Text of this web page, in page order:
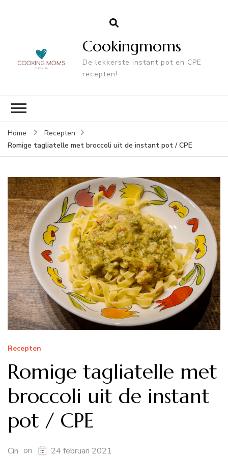
Cookingmoms
De lekkerste instant pot en CPE
recepten!
Home
Recepten
Romige tagliatelle met broccoli uit de instant pot / CPE
Recepten
Romige tagliatelle met
broccoli uit de instant
pot / CPE
Cin on 24 februari 2021